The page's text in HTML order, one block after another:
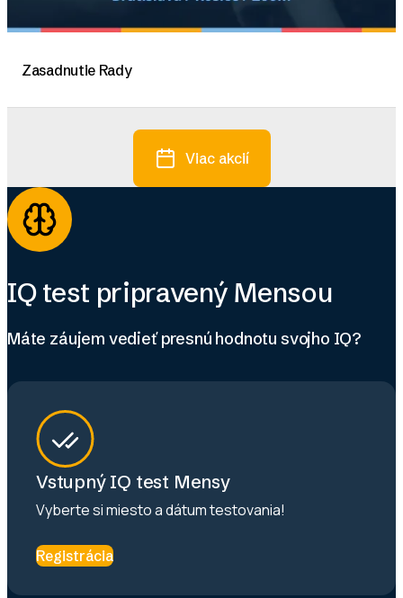
Zasadnutie Rady
Viac akcií
IQ test pripravený Mensou
Máte záujem vedieť presnú hodnotu svojho IQ?
Vstupný IQ test Mensy
Vyberte si miesto a dátum testovania!
Registrácia